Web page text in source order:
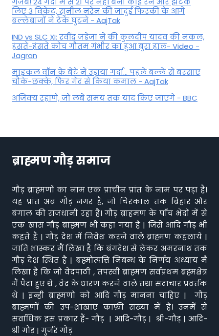
लिए 3 विकेट, सुनील नरेन की जादुई फिरकी के आगे
बल्लेबाजों ने टेके घुटने - AajTak
IND vs SLC XI: रवींद्र जडेजा ने की कुलदीप यादव की नकल,
हंसते-हंसते कोच गौतम गंभीर का हुआ बुरा हाल- Video -
Jagran
माइकल वॉन के बेटे ने उड़ाया गर्दा... पहले बल्ले से बरसाए
चौके-छक्के, फिर गेंद से किया कमाल - AajTak
अजिंक्य रहाणे, जो लंबे समय तक याद किए जाएंगे - BBC
ब्राह्मण गौड़ समाज
गौड़ ब्राह्मणों का नाम एक प्राचीन प्रांत के नाम पर पड़ा है।
यह प्रांत अब गौड़ नगर है, जो चिरकाल तक बिहार और
बंगाल की राजधानी रहा है। गौड़ ब्राहमण के पाँच भेदों में से
एक खास गौड़ ब्राह्मण भी कहा गया है | जिसे आदि गौड़ भी
कहते हैं | गौड़ देश में निवेश करने वाले ब्राह्मण कहलाये |
जाति भास्कर मैं लिखा है कि बंगदेश से लेकर अमरनाथ तक
गौड़ देश स्थित है | ब्रह्मोत्पत्ति निबन्ध के निर्णय अध्याय मैं
लिखा है कि जो वेदपाठी , तपस्वी ब्राह्मण सर्वप्रथम ब्रह्मक्षेत्र
मैं पैदा हुए थे , वेद के धारण करने वाले तथा सदाचार प्रवर्तक
थे | इन्ही ब्राह्मणो को आदि गौड़ मानना चाहिए | गौड़
ब्राह्मणों की उप-शाखाएं काफ़ी संख्या में हैं। उनमें से
सर्वाधिक इस प्रकार हैं- गौड़ | आदि-गौड़ | श्री-गौड़ | आदि-
श्री गौड़ | गुर्जर गौड़